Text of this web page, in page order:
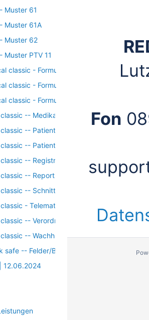
Muster 61
Muster 61A
Muster 62
Muster PTV 11
classic - Formulardruck -
classic - Formulardruck - Druck am
classic - Formulardruck - Vorschau
-- Medikation
-- Patientengruppen
-- Patienten und Episoden
-- Registrierung/Login
classic -- Reports und Auswertungen
-- Schnittstellen
classic - Telematik - Kartenterminal - PIN-
-- Verordnungen
-- Wachhund
safe -- Felder/Bilder
12.06.2024
Fon